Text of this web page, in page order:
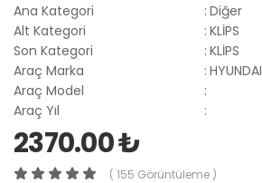
Ana Kategori
: Diğer
Alt Kategori
: KLİPS
Son Kategori
: KLİPS
Araç Marka
: HYUNDAI
Araç Model
:
Araç Yıl
:
2370.00 ₺
( 155 Görüntüleme )